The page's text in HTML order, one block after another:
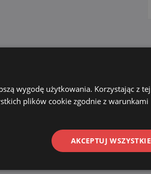
wygodę użytkowania. Korzystając z tej
plików cookie zgodnie z warunkami
AKCEPTUJ WSZYSTKIE